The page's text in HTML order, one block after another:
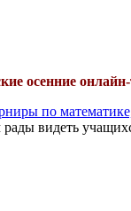
осенние
по
видеть